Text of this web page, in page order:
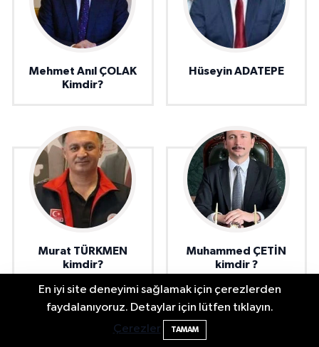
Mehmet Anıl ÇOLAK
Kimdir?
Hüseyin ADATEPE
Murat TÜRKMEN
kimdir?
Muhammed ÇETİN
kimdir ?
En iyi site deneyimi sağlamak için çerezlerden
faydalanıyoruz. Detaylar için lütfen tıklayın.
Çerezler
TAMAM
22:22 Fındık üreticisinin beklediği haber: TMO
fiyatı açıkladı